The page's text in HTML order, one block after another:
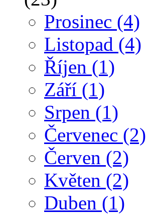
Prosinec (4)
Listopad (4)
Říjen (1)
Září (1)
Srpen (1)
Červenec (2)
Červen (2)
Květen (2)
Duben (1)